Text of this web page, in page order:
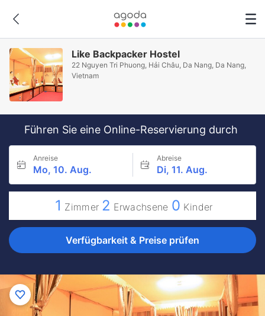
Like Backpacker Hostel
22 Nguyen Tri Phuong, Hải Châu, Da Nang, Da Nang,
Vietnam
Führen Sie eine Online-Reservierung durch
Anreise
Mo, 10. Aug.
Abreise
Di, 11. Aug.
1 Zimmer 2 Erwachsene 0 Kinder
Verfügbarkeit & Preise prüfen